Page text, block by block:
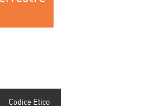
Codice Etico